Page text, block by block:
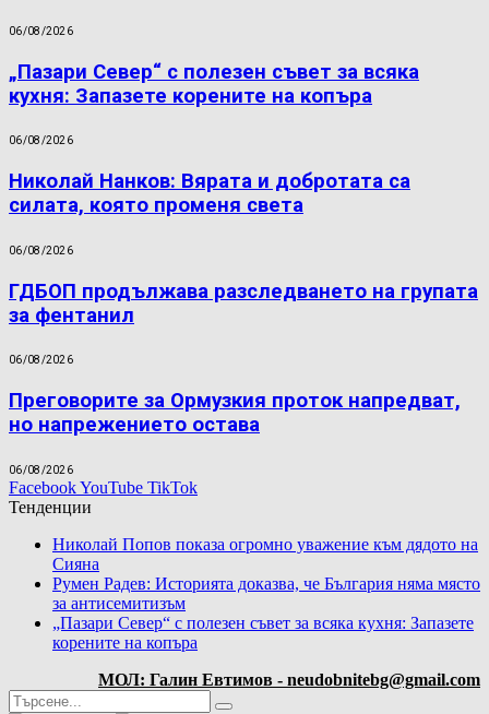
06/08/2026
„Пазари Север“ с полезен съвет за всяка
кухня: Запазете корените на копъра
06/08/2026
Николай Нанков: Вярата и добротата са
силата, която променя света
06/08/2026
ГДБОП продължава разследването на групата
за фентанил
06/08/2026
Преговорите за Ормузкия проток напредват,
но напрежението остава
06/08/2026
FacebookYouTube TikTok
Тенденции
Николай Попов показа огромно уважение към дядото на
Сияна
Румен Радев: Историята доказва, че България няма място
за антисемитизъм
„Пазари Север“ с полезен съвет за всяка кухня: Запазете
корените на копъра
МОЛ: Галин Евтимов - neudobnitebg@gmail.com